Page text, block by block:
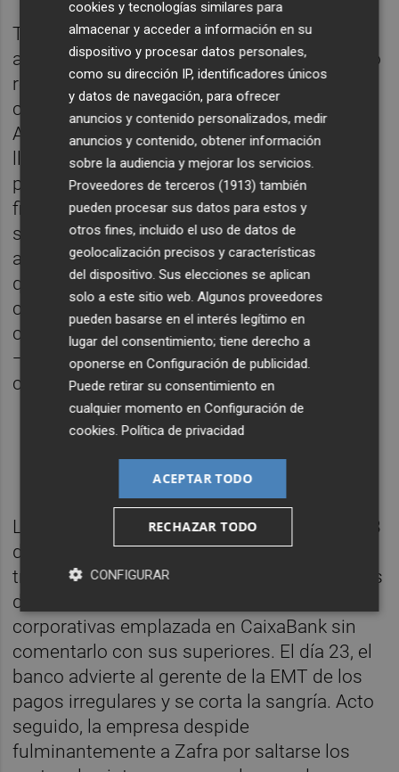
Todo comienza con la vuelta al cole, un
apacible 3 de septiembre en la céntrica, pero
recogida, plaza de Correo Viejo, sede de la
compañía municipal. La jefa de
Administración,Celia Zafra, recibe una
llamada telefónica. El interlocutor se
presenta como J. P., abogado fiscalista de la
firma Deloitte. En perfecto castellano, el
supuesto letrado le explica que la EMT va a
adquirir una empresa en China, operación
que, insiste, pilota el presidente de la
compañía, Giuseppe Grezzi. De esta manera,
convence a la empleada para que firme una
—falsa— cláusula de confidencialidad, y
consigue así su silencio.
LeaPlazaal completo en su
dispositivoiOSoAndroid
nuestra app
Los estafadores logran que, entre el 3 y el 23
de septiembre, Zafra dé curso a ocho
transferencias de varios centenares de miles
de euros desde una de las cuentas
corporativas emplazada en CaixaBank sin
comentarlo con sus superiores. El día 23, el
banco advierte al gerente de la EMT de los
pagos irregulares y se corta la sangría. Acto
seguido, la empresa despide
fulminantemente a Zafra por saltarse los
cookies y tecnologías similares para
almacenar y acceder a información en su
dispositivo y procesar datos personales,
como su dirección IP, identificadores únicos
y datos de navegación, para ofrecer
anuncios y contenido personalizados, medir
anuncios y contenido, obtener información
sobre la audiencia y mejorar los servicios.
Proveedores de terceros (1913) también
pueden procesar sus datos para estos y
otros fines, incluido el uso de datos de
geolocalización precisos y características
del dispositivo. Sus elecciones se aplican
solo a este sitio web. Algunos proveedores
pueden basarse en el interés legítimo en
lugar del consentimiento; tiene derecho a
oponerse enConfiguración de publicidad.
Puede retirar su consentimiento en
cualquier momento enConfiguración de
cookies.Política de privacidad
ACEPTAR TODO
RECHAZAR TODO
CONFIGURAR